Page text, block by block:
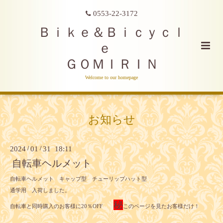
0553-22-3172
Ｂｉｋｅ＆Ｂｉｃｙｃｌ
ｅ
ＧＯＭＩＲＩＮ
Welcome to our homepage
お知らせ
2024/01/31 18:11
自転車ヘルメット
自転車ヘルメット キャップ型 チューリップハット型
通学用 入荷しました。
自転車と同時購入のお客様に20％OFF 秘このページを見たお客様だけ！